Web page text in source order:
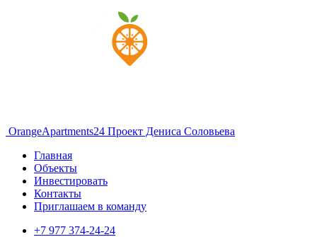
OrangeApartments24 Проект Дениса Соловьева
Главная
Объекты
Инвестировать
Контакты
Приглашаем в команду
+7 977 374-24-24